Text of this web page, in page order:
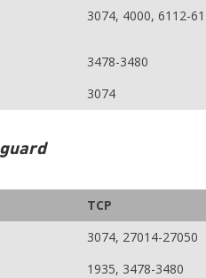
3074, 4000, 6112-
3478-3480
3074
TCP
3074, 27014-27050
1935, 3478-3480